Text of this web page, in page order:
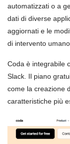
automatizzati o a
dati di diverse
aggiornati e le
di intervento umano.
Coda è integrabile
Slack. Il piano
come la creazione
caratteristiche più